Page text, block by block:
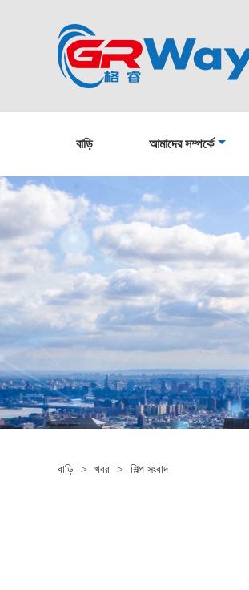
বাড়ি আমাদের সম্পর্কে
বাড়ি > খবর > শিল্প সংবাদ